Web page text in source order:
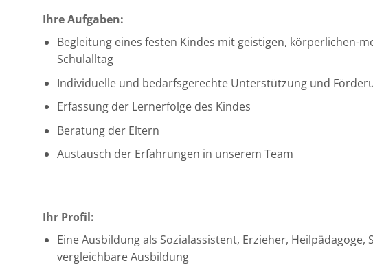
Ihre Aufgaben:
Begleitung eines festen Kindes mit geistigen, körperlichen-
Schulalltag
Individuelle und bedarfsgerechte Unterstützung und
Erfassung der Lernerfolge des Kindes
Beratung der Eltern
Austausch der Erfahrungen in unserem Team
Ihr Profil:
Eine Ausbildung als Sozialassistent, Erzieher,
vergleichbare Ausbildung